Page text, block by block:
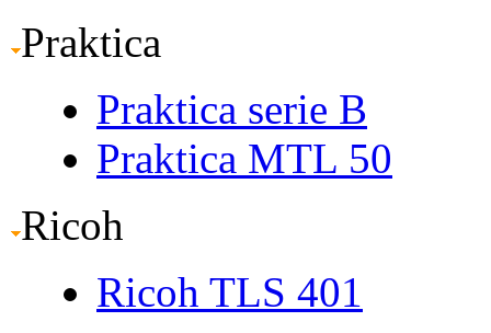
Praktica
Praktica serie B
Praktica MTL 50
Ricoh
Ricoh TLS 401